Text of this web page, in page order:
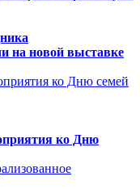
на новой выставке
ко Дню